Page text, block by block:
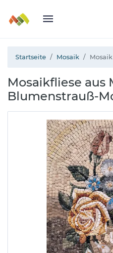
Startseite Mosaik
Mosaikfliese aus
Blumenstrauß-